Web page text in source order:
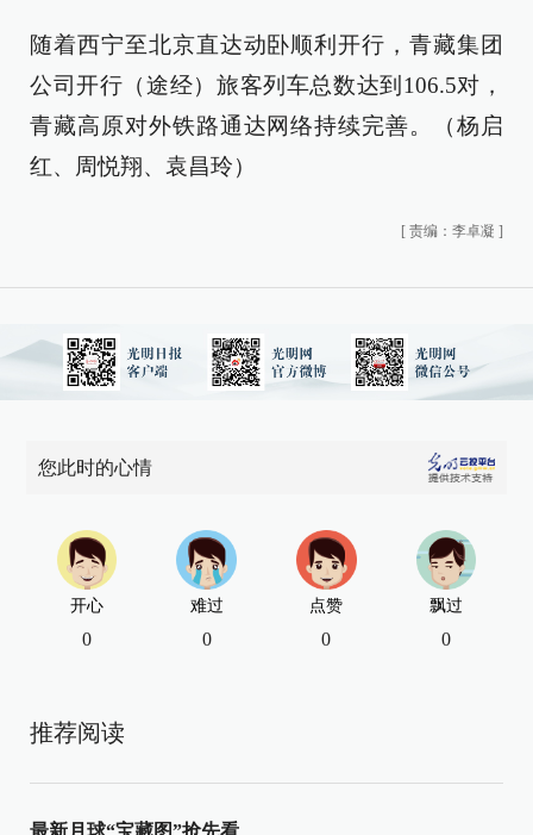
随着西宁至北京直达动卧顺利开行，青藏集团
公司开行（途经）旅客列车总数达到106.5对，
青藏高原对外铁路通达网络持续完善。（杨启
红、周悦翔、袁昌玲）
[ 责编：李卓凝 ]
您此时的心情
开心
0
难过
0
点赞
0
飘过
0
推荐阅读
最新月球“宝藏图”抢先看